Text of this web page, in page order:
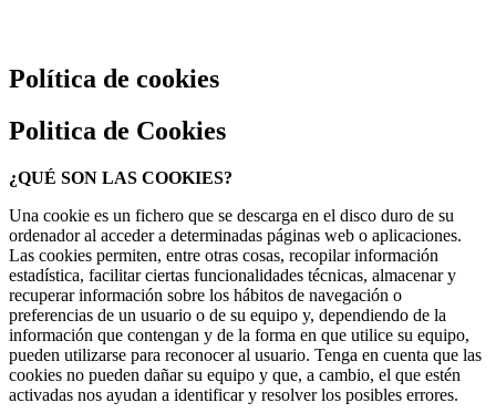
Política de cookies
Politica de Cookies
¿QUÉ SON LAS COOKIES?
Una cookie es un fichero que se descarga en el disco duro de su
ordenador al acceder a determinadas páginas web o aplicaciones.
Las cookies permiten, entre otras cosas, recopilar información
estadística, facilitar ciertas funcionalidades técnicas, almacenar y
recuperar información sobre los hábitos de navegación o
preferencias de un usuario o de su equipo y, dependiendo de la
información que contengan y de la forma en que utilice su equipo,
pueden utilizarse para reconocer al usuario. Tenga en cuenta que las
cookies no pueden dañar su equipo y que, a cambio, el que estén
activadas nos ayudan a identificar y resolver los posibles errores.